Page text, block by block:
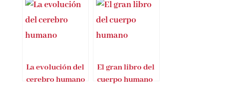
La evolución del
cerebro humano
El gran libro del
cuerpo humano